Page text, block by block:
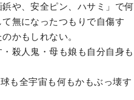
や、安全ピン、ハサミ」で何
無になったつもりで自傷す
かもしれない。
殺人鬼・母も娘も自分自身も
も全宇宙も何もかもぶっ壊す